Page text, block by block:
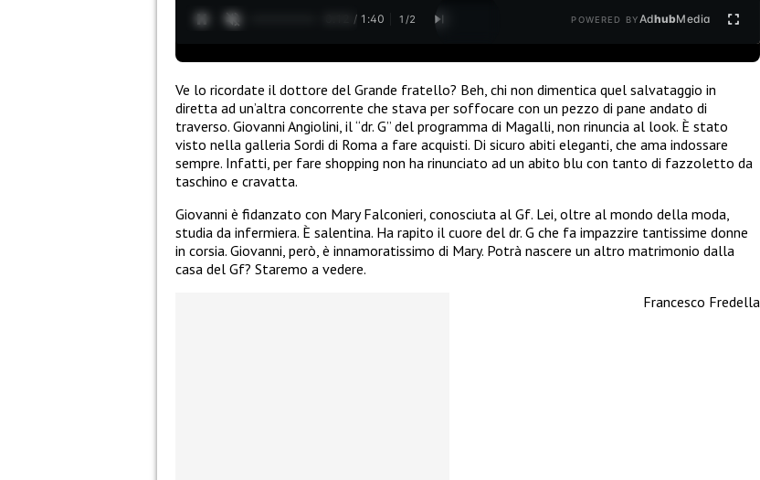
0:14 / 1:40 1 /2 POWERED BYAdhubMedia
Ve lo ricordate il dottore del Grande fratello? Beh, chi non dimentica quel salvataggio in
diretta ad un’altra concorrente che stava per soffocare con un pezzo di pane andato di
traverso. Giovanni Angiolini, il “dr. G” del programma di Magalli, non rinuncia al look. È stato
visto nella galleria Sordi di Roma a fare acquisti. Di sicuro abiti eleganti, che ama indossare
sempre. Infatti, per fare shopping non ha rinunciato ad un abito blu con tanto di fazzoletto da
taschino e cravatta.
Giovanni è fidanzato con Mary Falconieri, conosciuta al Gf. Lei, oltre al mondo della moda,
studia da infermiera. È salentina. Ha rapito il cuore del dr. G che fa impazzire tantissime donne
in corsia. Giovanni, però, è innamoratissimo di Mary. Potrà nascere un altro matrimonio dalla
casa del Gf? Staremo a vedere.
Francesco Fredella